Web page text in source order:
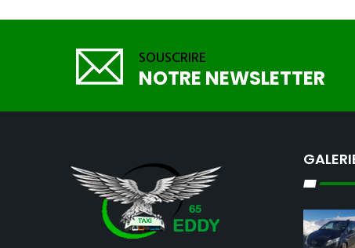
SOUSCRIRE
NOTRE NEWSLETTER